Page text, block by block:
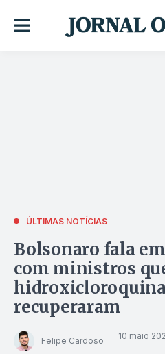
ÚLTIMAS NOTÍCIAS
Bolsonaro fala
com ministros
hidroxicloroquina
recuperaram
Felipe Cardoso 10 maio